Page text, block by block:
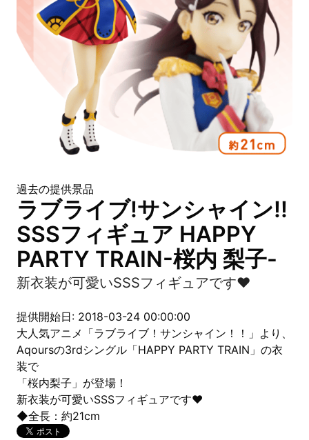
過去の提供景品
ラブライブ!サンシャイン!!
SSSフィギュア HAPPY
PARTY TRAIN-桜内 梨子-
新衣装が可愛いSSSフィギュアです♥
提供開始日: 2018-03-24 00:00:00
大人気アニメ「ラブライブ！サンシャイン！！」より、
Aqoursの3rdシングル「HAPPY PARTY TRAIN」の衣
装で
「桜内梨子」が登場！
新衣装が可愛いSSSフィギュアです♥
◆全長：約21cm